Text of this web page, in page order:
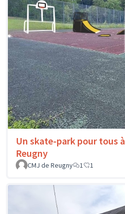
Un skate-park pour tous à
Reugny
CMJ de Reugny
1 1